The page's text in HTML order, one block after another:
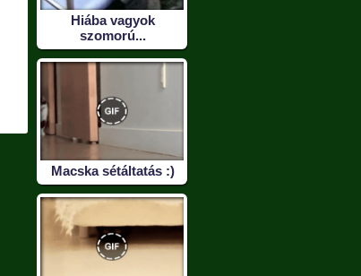
Szőke szül
A csaj aki keményebb
mint Van Damme! :)
Hiába vagyok
szomorú...
Macska sétáltatás :)